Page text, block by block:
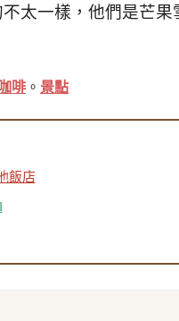
太一樣，他們是芒
咖啡 。 景點
飯店